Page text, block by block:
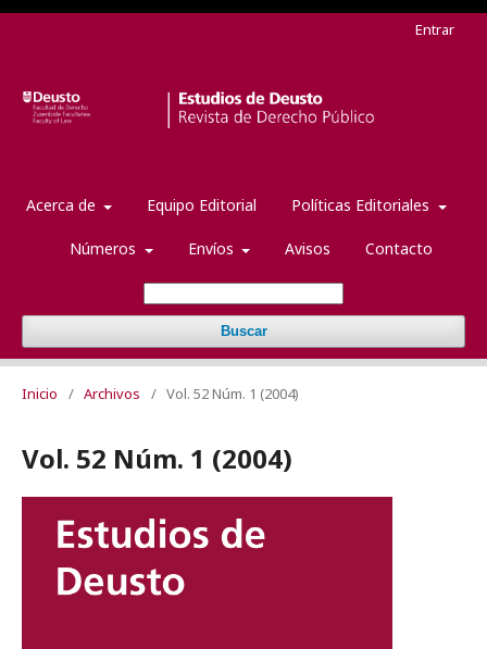
Acerca de Equipo Editorial Políticas Editoriales
Números Envíos Avisos Contacto
Buscar
Entrar
Inicio / Archivos / Vol. 52 Núm. 1 (2004)
Vol. 52 Núm. 1 (2004)